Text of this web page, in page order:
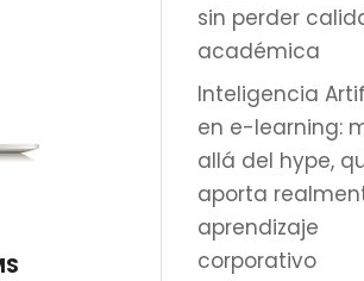
sin perder
académica
Inteligencia
en e-learning:
allá del hype,
aporta
aprendizaje
corporativo